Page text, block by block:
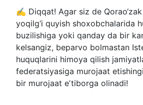
✍️ Diqqat! Agar siz de
yoqilg‘i quyish shoxobchalarida
buzilishiga yoki qanday da bir
kelsangiz, beparvo bolmastan
huquqlarini himoya qilish
federatsiyasiga murojaat
bir murojaat eʼtiborga olinadi!